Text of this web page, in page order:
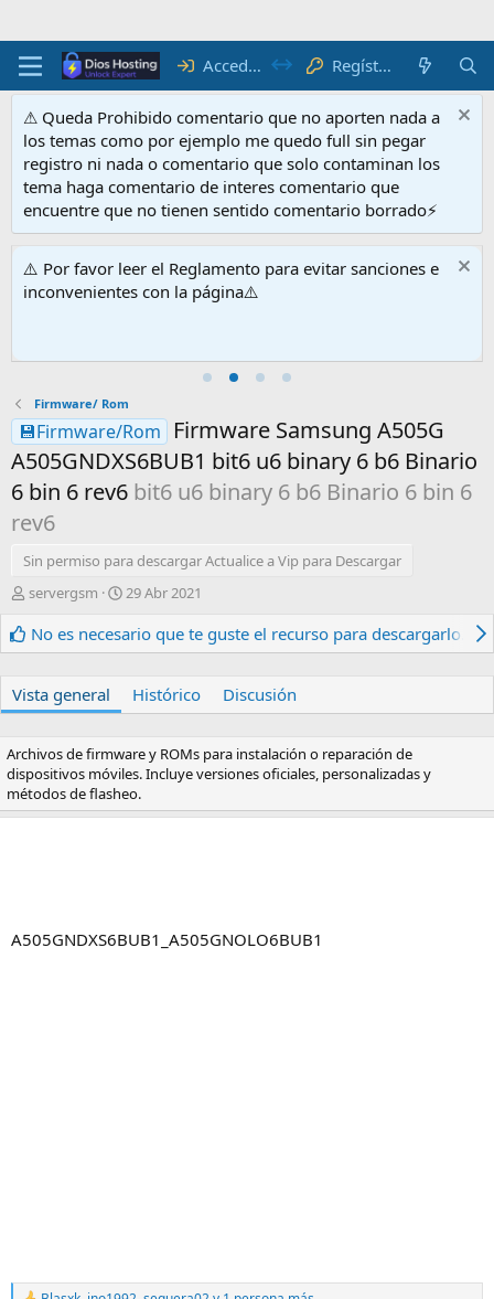
Acceder Regístrate
⚠ Queda Prohibido comentario que no aporten nada a
los temas como por ejemplo me quedo full sin pegar
registro ni nada o comentario que solo contaminan los
tema haga comentario de interes comentario que
encuentre que no tienen sentido comentario borrado⚡
⚠️ Por favor leer el Reglamento para evitar sanciones e
inconvenientes con la página⚠️
Firmware/ Rom
💾Firmware/Rom
Firmware Samsung A505G
A505GNDXS6BUB1 bit6 u6 binary 6 b6 Binario
6 bin 6 rev6 bit6 u6 binary 6 b6 Binario 6 bin 6
rev6
Sin permiso para descargar Actualice a Vip para Descargar
A
t
o
servergsm
F
c
h
e
r
e
a
c
29 Abr 2021
No es necesario que te guste el recurso para descargarlo.
Vista general Histórico Discusión
Archivos de firmware y ROMs para instalación o reparación de
dispositivos móviles. Incluye versiones oficiales, personalizadas y
métodos de flasheo.
A505GNDXS6BUB1_A505GNOLO6BUB1